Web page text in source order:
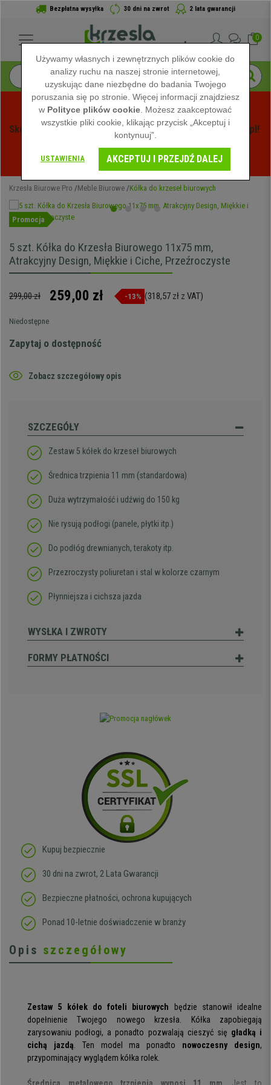
Bezpłatna wysyłka 30 dni na zwrot 2 lata gwarancji
0
Skorzystaj z Letnich Wyprzedaży na Krzeslabiurowepro.pl!
Zobacz oferty -
Krzesła Biurowe Pro Meble Biurowe Kółka do krzeseł biurowych
Promocja
5 szt. Kółka do Krzesła Biurowego 11x75 mm,
Atrakcyjny Design, Miękkie i Ciche, Przeźroczyste
299,00 zł 259,00 zł -13% (318,57 zł z VAT)
Niedostępne
Zapytaj o dostępność
Zobacz szczegółowy opis
SZCZEGÓŁY
Zestaw 5 kółek do krzeseł biurowych
Średnica trzpienia 11 mm (standardowa)
Duża wytrzymałość i udźwig do 150 kg
Nie rysują podłogi (panele, płytki itp.)
Do podłóg drewnianych, terakoty itp.
Przezroczysty poliuretan i stal w kolorze czarnym
Płynniejsza i cichsza jazda
WYSŁKA I ZWROTY
FORMY PŁATNOŚCI
Kupuj bezpiecznie
30 dni na zwrot, 2 Lata Gwarancji
Bezpieczne płatności, ochrona kupujących
Ponad 10-letnie doświadczenie w branży
Opis szczegółowy
Zestaw 5 kółek do foteli biurowych będzie stanowił idealne
dopełnienie Twojego nowego krzesła. Kółka zapobiegają
zarysowaniu podłogi, a ponadto pozwalają cieszyć się gładką i
cichą jazdą . Ten model ma ponadto nowoczesny design,
przypominający wyglądem kółka rolek.
Używamy własnych i zewnętrznych plików cookie do
analizy ruchu na naszej stronie internetowej,
uzyskując dane niezbędne do badania Twojego
poruszania się po stronie. Więcej informacji znajdziesz
w Polityce plików cookie . Możesz zaakceptować
wszystkie pliki cookie, klikając przycisk „Akceptuj i
kontynuuj”.
USTAWIENIA AKCEPTUJ I PRZEJDŹ DALEJ